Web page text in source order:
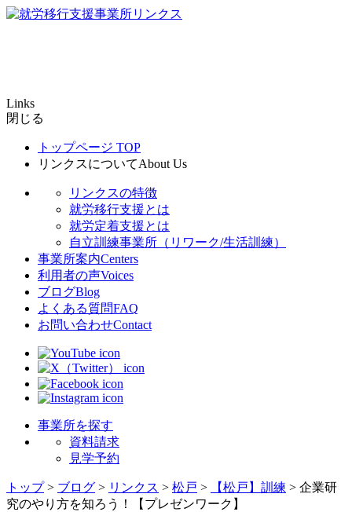
Links
閉じる
トップページ TOP
リンクスについてAbout Us
リンクスの特徴
就労移行支援とは
就労定着支援とは
自立訓練事業所（リワーク/生活訓練）
事業所案内Centers
利用者の声Voices
ブログBlog
よくある質問FAQ
お問い合わせContact
事業所を探す
資料請求
見学予約
トップ> ブログ > リンクス > 松戸 > 【松戸】訓練 > 企業研
究のやり方を知ろう！【プレゼンワーク】